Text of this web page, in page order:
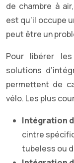
de chambre à
est qu’il occupe
peut être un
Pour libérer
solutions
permettent de
vélo. Les plus
Intégration
cintre
tubeless ou